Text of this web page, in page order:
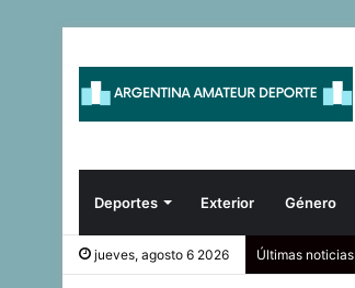
Deportes Exterior Género
jueves, agosto 6 2026 Últimas noticias